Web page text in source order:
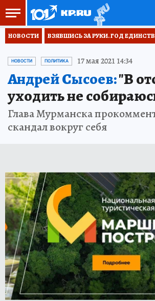
НОВОСТИ ВЗЯВШИСЬ ЗА РУКИ. ГОД
НОВОСТИ ПОЛИТИКА 17 мая 2021 14:34
Андрей Сысоев:"В
уходить не
Глава Мурманска
скандал вокруг себя